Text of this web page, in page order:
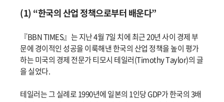
(1) “한국의 산업 정책으로부터 배운다”
『BBN TIMES』는 지난 4월 7일 치에 최근 20년 사이 경제 부
문에 경이적인 성공을 이룩해낸 한국의 산업 정책을 높이 평가
하는 미국의 경제 전문가 티모시 테일러(Timothy Taylor)의 글
을 실었다.
테일러는 그 실례로 1990년에 일본의 1인당 GDP가 한국의 3배